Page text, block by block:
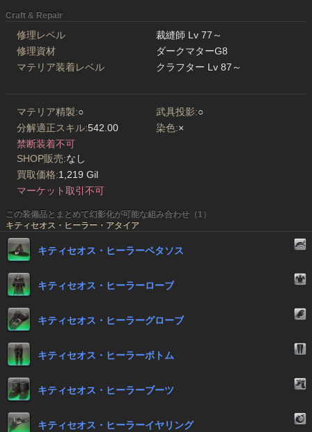
Craft & Repair
修理レベル
裁縫師 Lv 77～
修理資材
ダークマターG8
マテリア装着レベル
クラフター Lv 87～
マテリア精製:○ 武具投影:○
分解適正スキル:542.00 染色:×
禁断装着不可
SHOP販売:なし
買取価格:1,219 Gil
マーケット取引不可
この装備品とまとめて幻影化が可能な組み合わせ（1）
キティセオス・ヒーラー・アタイア
キティセオス・ヒーラーペタソス
キティセオス・ヒーラーローブ
キティセオス・ヒーラーグローブ
キティセオス・ヒーラーボトム
キティセオス・ヒーラーブーツ
キティセオス・ヒーラーイヤリング